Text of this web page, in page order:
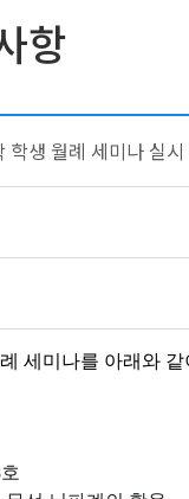
항
학생 월례 세미나 실
세미나를 아래와